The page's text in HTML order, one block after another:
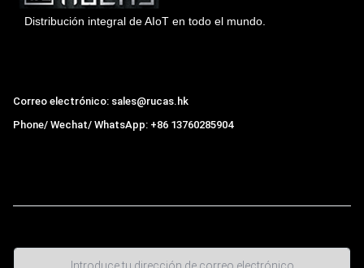
Distribución integral de AIoT en todo el mundo.
Correo electrónico: sales@rucas.hk
Phone/ Wechat/ WhatsApp: +86 13760285904
mensaje de WhatsApp ahora